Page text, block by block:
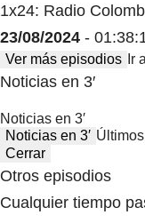
1x24: Radio
23/08/2024 -
Ver más episodios Ir
Noticias en 3′
Noticias en 3′
Noticias en 3′
Cerrar
Otros episodios
Cualquier tiempo